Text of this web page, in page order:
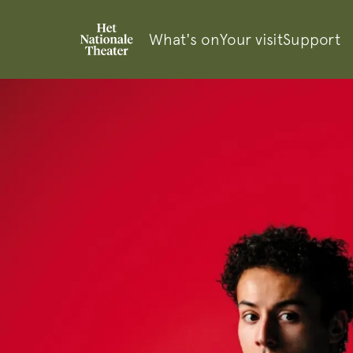
What's onYour visitSupport